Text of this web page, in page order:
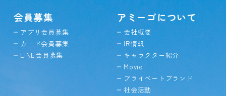
会員募集
アプリ会員募集
カード会員募集
LINE会員募集
アミーゴについて
会社概要
IR情報
キャラクター紹介
Movie
プライベートブランド
社会活動